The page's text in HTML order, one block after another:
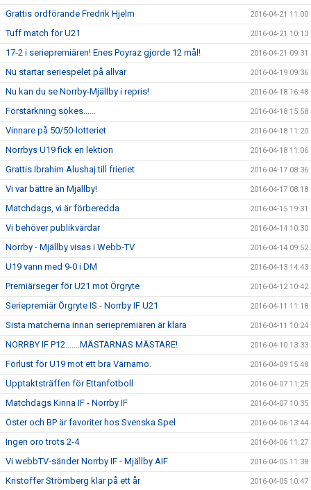
Grattis ordförande Fredrik Hjelm 2016-04-21 11:00
Tuff match för U21 2016-04-21 10:13
17-2 i seriepremiären! Enes Poyraz gjorde 12 mål! 2016-04-21 09:31
Nu startar seriespelet på allvar 2016-04-19 09:36
Nu kan du se Norrby-Mjällby i repris! 2016-04-18 16:48
Förstärkning sökes...... 2016-04-18 15:58
Vinnare på 50/50-lotteriet 2016-04-18 11:20
Norrbys U19 fick en lektion 2016-04-18 11:06
Grattis Ibrahim Alushaj till frieriet 2016-04-17 08:36
Vi var bättre än Mjällby! 2016-04-17 08:18
Matchdags, vi är förberedda 2016-04-15 19:31
Vi behöver publikvärdar 2016-04-14 10:30
Norrby - Mjällby visas i Webb-TV 2016-04-14 09:52
U19 vann med 9-0 i DM 2016-04-13 14:43
Premiärseger för U21 mot Örgryte 2016-04-12 10:42
Seriepremiär Örgryte IS - Norrby IF U21 2016-04-11 11:18
Sista matcherna innan seriepremiären är klara 2016-04-11 10:24
NORRBY IF P12.......MÄSTARNAS MÄSTARE! 2016-04-10 13:33
Förlust för U19 mot ett bra Värnamo. 2016-04-09 15:48
Upptaktsträffen för Ettanfotboll 2016-04-07 11:25
Matchdags Kinna IF - Norrby IF 2016-04-07 10:35
Öster och BP är favoriter hos Svenska Spel 2016-04-06 13:44
Ingen oro trots 2-4 2016-04-06 11:27
Vi webbTV-sänder Norrby IF - Mjällby AIF 2016-04-05 11:38
Kristoffer Strömberg klar på ett år 2016-04-05 10:47